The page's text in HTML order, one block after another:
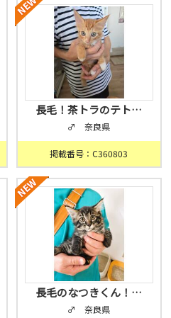
長毛！茶トラのテト…
♂ 奈良県
掲載番号：C360803
長毛のなつきくん！…
♂ 奈良県